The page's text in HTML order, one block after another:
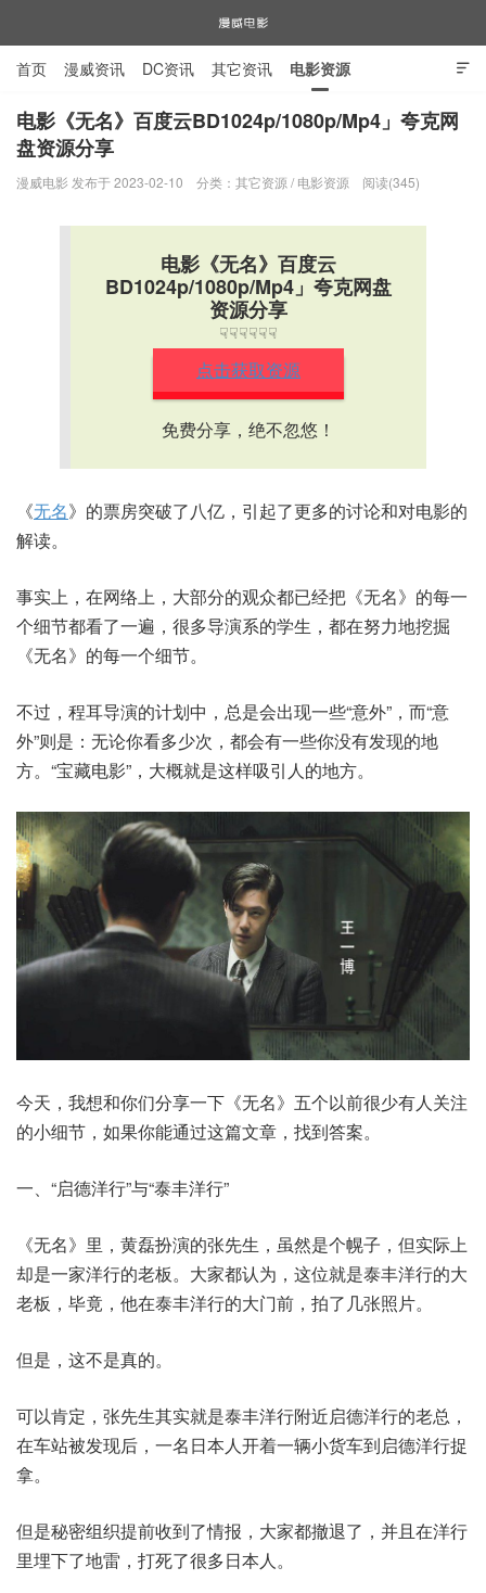
漫威电影

首页 漫威资讯 DC资讯 其它资讯 电影资源
电视剧资源 漫威图片
电影《无名》百度云BD1024p/1080p/Mp4」夸克网
盘资源分享
漫威电影 发布于 2023-02-10 分类： 其它资源 / 电影资源 阅读(345)
电影《无名》百度云
BD1024p/1080p/Mp4」夸克网盘
资源分享
☟☟☟☟☟☟
点击获取资源
免费分享，绝不忽悠！
《无名》的票房突破了八亿，引起了更多的讨论和对电影的
解读。
事实上，在网络上，大部分的观众都已经把《无名》的每一
个细节都看了一遍，很多导演系的学生，都在努力地挖掘
《无名》的每一个细节。
不过，程耳导演的计划中，总是会出现一些“意外”，而“意
外”则是：无论你看多少次，都会有一些你没有发现的地
方。“宝藏电影”，大概就是这样吸引人的地方。
今天，我想和你们分享一下《无名》五个以前很少有人关注
的小细节，如果你能通过这篇文章，找到答案。
一、“启德洋行”与“泰丰洋行”
《无名》里，黄磊扮演的张先生，虽然是个幌子，但实际上
却是一家洋行的老板。大家都认为，这位就是泰丰洋行的大
老板，毕竟，他在泰丰洋行的大门前，拍了几张照片。
但是，这不是真的。
可以肯定，张先生其实就是泰丰洋行附近启德洋行的老总，
在车站被发现后，一名日本人开着一辆小货车到启德洋行捉
拿。
但是秘密组织提前收到了情报，大家都撤退了，并且在洋行
里埋下了地雷，打死了很多日本人。